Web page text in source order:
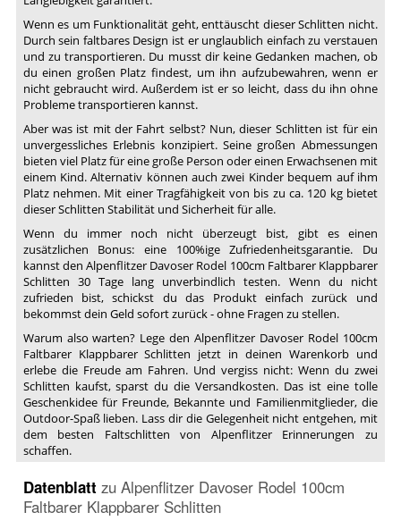
Wenn es um Funktionalität geht, enttäuscht dieser Schlitten nicht.
Durch sein faltbares Design ist er unglaublich einfach zu verstauen
und zu transportieren. Du musst dir keine Gedanken machen, ob
du einen großen Platz findest, um ihn aufzubewahren, wenn er
nicht gebraucht wird. Außerdem ist er so leicht, dass du ihn ohne
Probleme transportieren kannst.
Aber was ist mit der Fahrt selbst? Nun, dieser Schlitten ist für ein
unvergessliches Erlebnis konzipiert. Seine großen Abmessungen
bieten viel Platz für eine große Person oder einen Erwachsenen mit
einem Kind. Alternativ können auch zwei Kinder bequem auf ihm
Platz nehmen. Mit einer Tragfähigkeit von bis zu ca. 120 kg bietet
dieser Schlitten Stabilität und Sicherheit für alle.
Wenn du immer noch nicht überzeugt bist, gibt es einen
zusätzlichen Bonus: eine 100%ige Zufriedenheitsgarantie. Du
kannst den Alpenflitzer Davoser Rodel 100cm Faltbarer Klappbarer
Schlitten 30 Tage lang unverbindlich testen. Wenn du nicht
zufrieden bist, schickst du das Produkt einfach zurück und
bekommst dein Geld sofort zurück - ohne Fragen zu stellen.
Warum also warten? Lege den Alpenflitzer Davoser Rodel 100cm
Faltbarer Klappbarer Schlitten jetzt in deinen Warenkorb und
erlebe die Freude am Fahren. Und vergiss nicht: Wenn du zwei
Schlitten kaufst, sparst du die Versandkosten. Das ist eine tolle
Geschenkidee für Freunde, Bekannte und Familienmitglieder, die
Outdoor-Spaß lieben. Lass dir die Gelegenheit nicht entgehen, mit
dem besten Faltschlitten von Alpenflitzer Erinnerungen zu
schaffen.
Datenblatt zu Alpenflitzer Davoser Rodel 100cm
Faltbarer Klappbarer Schlitten